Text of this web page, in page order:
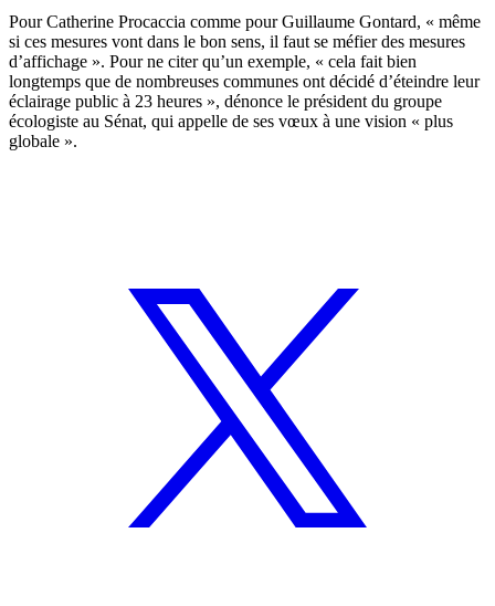
Pour Catherine Procaccia comme pour Guillaume Gontard, « même
si ces mesures vont dans le bon sens, il faut se méfier des mesures
d’affichage ». Pour ne citer qu’un exemple, « cela fait bien
longtemps que de nombreuses communes ont décidé d’éteindre leur
éclairage public à 23 heures », dénonce le président du groupe
écologiste au Sénat, qui appelle de ses vœux à une vision « plus
globale ».